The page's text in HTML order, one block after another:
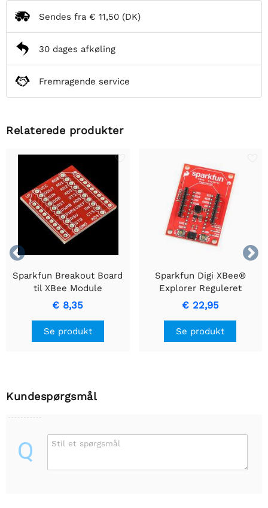
Sendes fra € 11,50 (DK)
30 dages afkøling
Fremragende service
Relaterede produkter


Sparkfun Breakout Board
til XBee Module
€ 8,35
Se produkt
Sparkfun Digi XBee®
Explorer Reguleret
€ 22,95
Se produkt
Kundespørgsmål
Q Stil et spørgsmål